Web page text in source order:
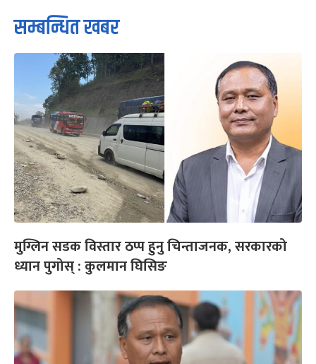
सम्बन्धित खबर
मुग्लिन सडक विस्तार ठप्प हुनु चिन्ताजनक, सरकारको
ध्यान पुगोस् : कुलमान घिसिङ